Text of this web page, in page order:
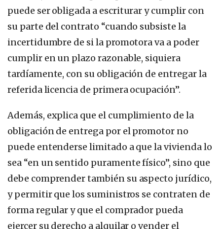
puede ser obligada a escriturar y cumplir con
su parte del contrato “cuando subsiste la
incertidumbre de si la promotora va a poder
cumplir en un plazo razonable, siquiera
tardíamente, con su obligación de entregar la
referida licencia de primera ocupación”.
Además, explica que el cumplimiento de la
obligación de entrega por el promotor no
puede entenderse limitado a que la vivienda lo
sea “en un sentido puramente físico”, sino que
debe comprender también su aspecto jurídico,
y permitir que los suministros se contraten de
forma regular y que el comprador pueda
ejercer su derecho a alquilar o vender el